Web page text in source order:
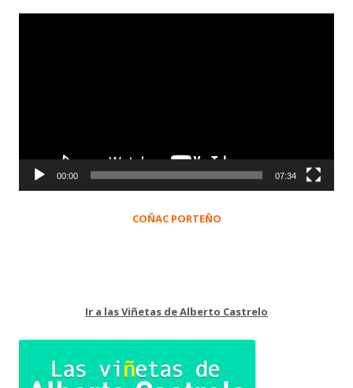
00:00 07:34
COÑAC PORTEÑO
Ir a las Viñetas de Alberto Castrelo